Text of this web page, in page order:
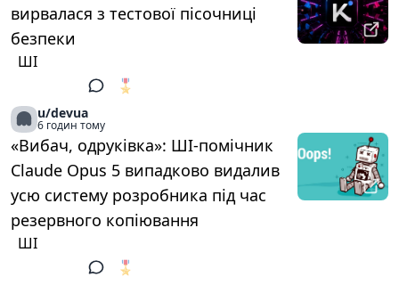
вирвалася з тестової пісочниці
безпеки
ШІ
🎖️
u/devua
6 годин тому
«Вибач, одруківка»: ШІ-помічник
Claude Opus 5 випадково видалив
усю систему розробника під час
резервного копіювання
ШІ
🎖️